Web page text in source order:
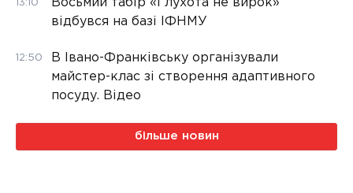
13:10
Восьмий табір «Глухота не вирок»
відбувся на базі ІФНМУ
12:50
В Івано-Франківську організували
майстер-клас зі створення адаптивного
посуду. Відео
більше новин